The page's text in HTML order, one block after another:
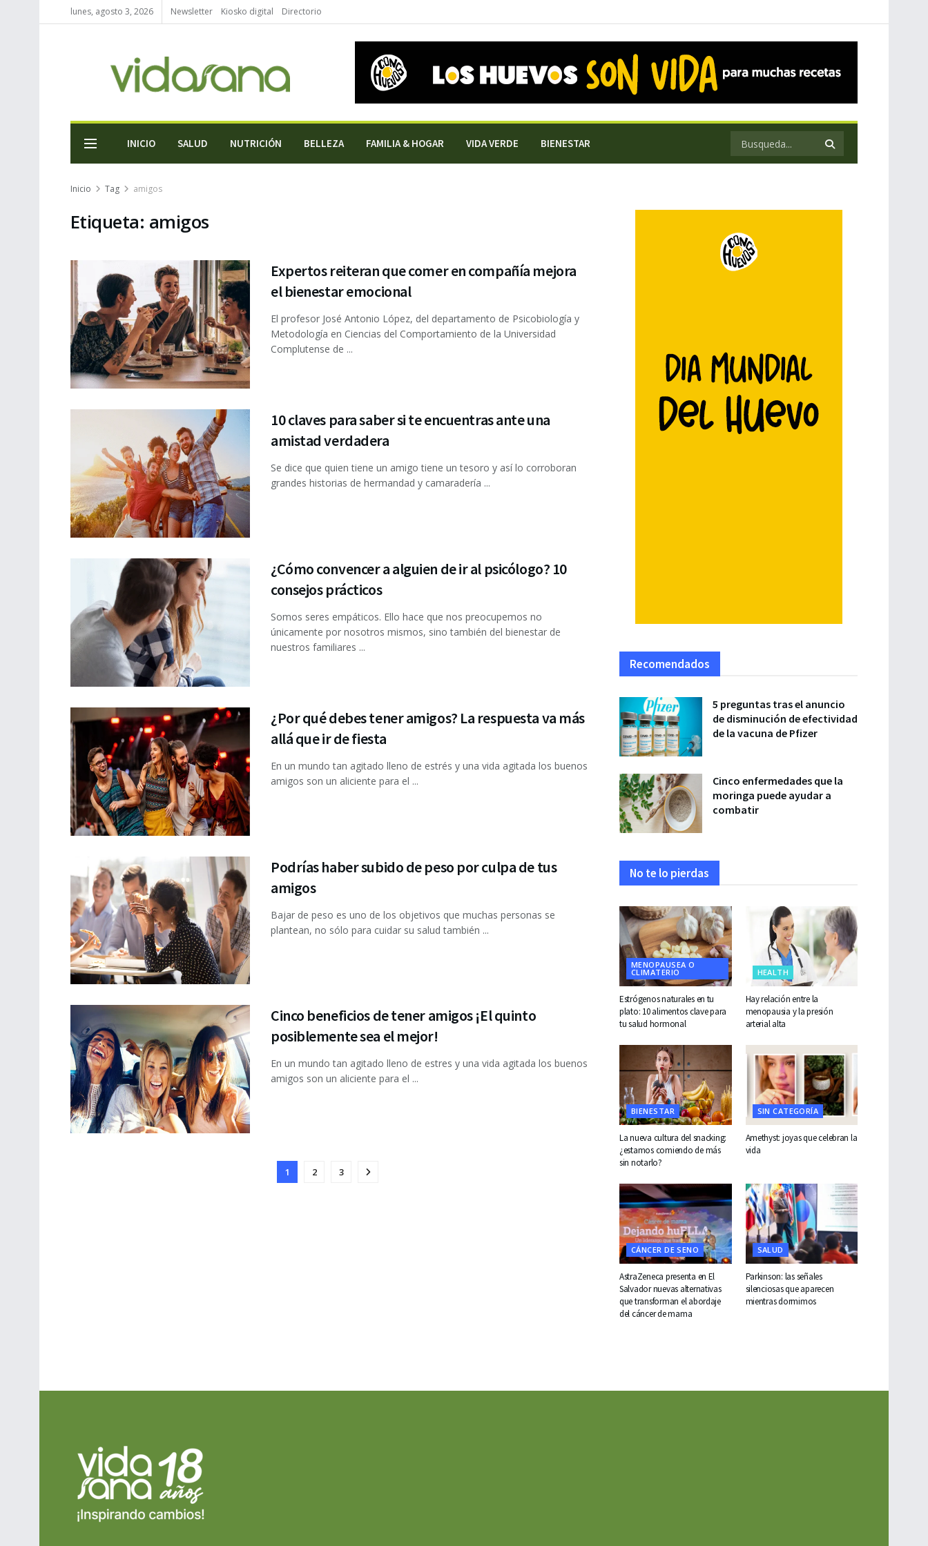
lunes, agosto 3, 2026 Newsletter Kiosko digital Directorio
INICIO SALUD NUTRICIÓN BELLEZA FAMILIA & HOGAR VIDA VERDE BIENESTAR
Inicio Tag amigos
Etiqueta: amigos
Expertos reiteran que comer en compañía mejora
el bienestar emocional
El profesor José Antonio López, del departamento de Psicobiología y
Metodología en Ciencias del Comportamiento de la Universidad
Complutense de ...
10 claves para saber si te encuentras ante una
amistad verdadera
Se dice que quien tiene un amigo tiene un tesoro y así lo corroboran
grandes historias de hermandad y camaradería ...
¿Cómo convencer a alguien de ir al psicólogo? 10
consejos prácticos
Somos seres empáticos. Ello hace que nos preocupemos no
únicamente por nosotros mismos, sino también del bienestar de
nuestros familiares ...
¿Por qué debes tener amigos? La respuesta va más
allá que ir de fiesta
En un mundo tan agitado lleno de estrés y una vida agitada los buenos
amigos son un aliciente para el ...
Podrías haber subido de peso por culpa de tus
amigos
Bajar de peso es uno de los objetivos que muchas personas se
plantean, no sólo para cuidar su salud también ...
Cinco beneficios de tener amigos ¡El quinto
posiblemente sea el mejor!
En un mundo tan agitado lleno de estres y una vida agitada los buenos
amigos son un aliciente para el ...
1 2 3
Recomendados
5 preguntas tras el anuncio
de disminución de efectividad
de la vacuna de Pfizer
Cinco enfermedades que la
moringa puede ayudar a
combatir
No te lo pierdas
MENOPAUSEA O
CLIMATERIO
Estrógenos naturales en tu
plato: 10 alimentos clave para
tu salud hormonal
HEALTH
Hay relación entre la
menopausia y la presión
arterial alta
BIENESTAR
La nueva cultura del snacking:
¿estamos comiendo de más
sin notarlo?
SIN CATEGORÍA
Amethyst: joyas que celebran la
vida
CÁNCER DE SENO
AstraZeneca presenta en El
Salvador nuevas alternativas
que transforman el abordaje
del cáncer de mama
SALUD
Parkinson: las señales
silenciosas que aparecen
mientras dormimos